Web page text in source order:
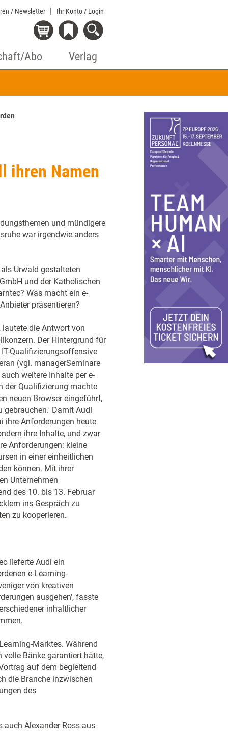
/ Newsletter Ihr Konto / Login
Abo Verlag
ihren Namen
und mündigere
war irgendwie anders
Urwald gestalteten
und der Katholischen
Was macht ein e-
präsentieren?
die Antwort von
Der Hintergrund für
Qualifizierungsoffensive
(vgl. managerSeminare
weitere Inhalte per e-
der Qualifizierung machte
neuen Browser eingeführt,
gebrauchen.' Damit Audi
ihre Anforderungen heute
ihre Inhalte, und zwar
Anforderungen: kleine
in einer einheitlichen
können. Mit ihrer
Unternehmen
des 10. bis 13. Februar
ins Gespräch zu
zu kooperieren.
lieferte Audi ein
e-Learning-
von kreativen
ausgehen', fasste
inhaltlicher
Marktes. Während
Bänke garantiert hätte,
auf dem begleitend
die Branche inzwischen
des
auch Alexander Ross aus